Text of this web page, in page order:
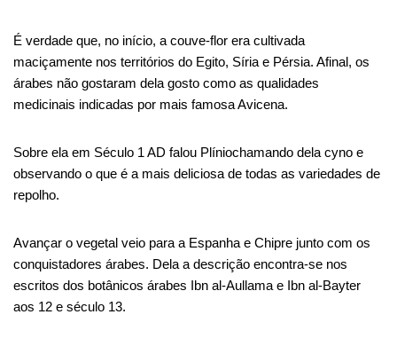
É verdade que, no início, a couve-flor era cultivada
maciçamente nos territórios do Egito, Síria e Pérsia. Afinal, os
árabes não gostaram dela gosto como as qualidades
medicinais indicadas por mais famosa Avicena.
Sobre ela em Século 1 AD falou Plíniochamando dela cyno e
observando o que é a mais deliciosa de todas as variedades de
repolho.
Avançar o vegetal veio para a Espanha e Chipre junto com os
conquistadores árabes. Dela a descrição encontra-se nos
escritos dos botânicos árabes Ibn al-Aullama e Ibn al-Bayter
aos 12 e século 13.